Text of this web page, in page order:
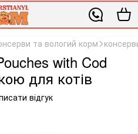
та вологий корм
with Cod
для котів
відгук